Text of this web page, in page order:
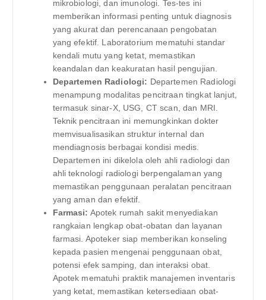
mikrobiologi, dan imunologi. Tes-tes ini
memberikan informasi penting untuk diagnosis
yang akurat dan perencanaan pengobatan
yang efektif. Laboratorium mematuhi standar
kendali mutu yang ketat, memastikan
keandalan dan keakuratan hasil pengujian.
Departemen Radiologi: Departemen Radiologi
menampung modalitas pencitraan tingkat lanjut,
termasuk sinar-X, USG, CT scan, dan MRI.
Teknik pencitraan ini memungkinkan dokter
memvisualisasikan struktur internal dan
mendiagnosis berbagai kondisi medis.
Departemen ini dikelola oleh ahli radiologi dan
ahli teknologi radiologi berpengalaman yang
memastikan penggunaan peralatan pencitraan
yang aman dan efektif.
Farmasi: Apotek rumah sakit menyediakan
rangkaian lengkap obat-obatan dan layanan
farmasi. Apoteker siap memberikan konseling
kepada pasien mengenai penggunaan obat,
potensi efek samping, dan interaksi obat.
Apotek mematuhi praktik manajemen inventaris
yang ketat, memastikan ketersediaan obat-